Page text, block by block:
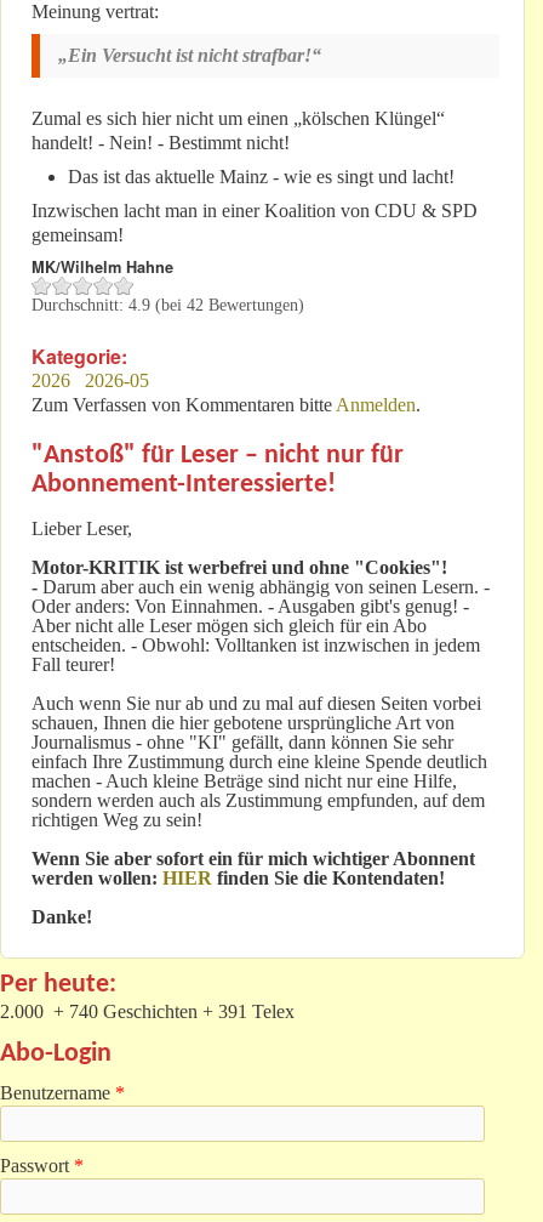
Meinung vertrat:
„Ein Versucht ist nicht strafbar!“
Zumal es sich hier nicht um einen „kölschen Klüngel“
handelt! - Nein! - Bestimmt nicht!
Das ist das aktuelle Mainz - wie es singt und lacht!
Inzwischen lacht man in einer Koalition von CDU & SPD
gemeinsam!
MK/Wilhelm Hahne
Durchschnitt: 4.9 (bei 42 Bewertungen)
Kategorie:
2026
2026-05
Zum Verfassen von Kommentaren bitte Anmelden.
"Anstoß" für Leser – nicht nur für
Abonnement-Interessierte!
Lieber Leser,
Motor-KRITIK ist werbefrei und ohne "Cookies"!
- Darum aber auch ein wenig abhängig von seinen Lesern. -
Oder anders: Von Einnahmen. - Ausgaben gibt's genug! -
Aber nicht alle Leser mögen sich gleich für ein Abo
entscheiden. - Obwohl: Volltanken ist inzwischen in jedem
Fall teurer!
Auch wenn Sie nur ab und zu mal auf diesen Seiten vorbei
schauen, Ihnen die hier gebotene ursprüngliche Art von
Journalismus - ohne "KI" gefällt, dann können Sie sehr
einfach Ihre Zustimmung durch eine kleine Spende deutlich
machen - Auch kleine Beträge sind nicht nur eine Hilfe,
sondern werden auch als Zustimmung empfunden, auf dem
richtigen Weg zu sein!
Wenn Sie aber sofort ein für mich wichtiger Abonnent
werden wollen: HIER finden Sie die Kontendaten!
Danke!
Per heute:
2.000 + 740 Geschichten + 391 Telex
Abo-Login
Benutzername *
Passwort *